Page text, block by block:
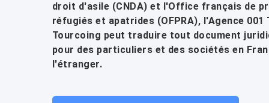
droit d'asile (CNDA) et l'Office français de
réfugiés et apatrides (OFPRA), l'Agence
Tourcoing peut traduire tout document
pour des particuliers et des sociétés en
l'étranger.